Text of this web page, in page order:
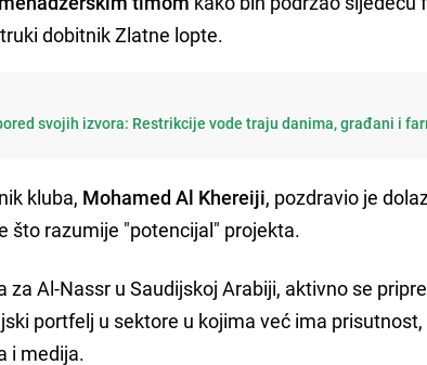
dobitnik Zlatne lopte.
svojih izvora: Restrikcije vode traju danima, građani i
kluba, Mohamed Al Khereiji, pozdravio je
što razumije "potencijal" projekta.
za Al-Nassr u Saudijskoj Arabiji, aktivno se
portfelj u sektore u kojima već ima
i medija.